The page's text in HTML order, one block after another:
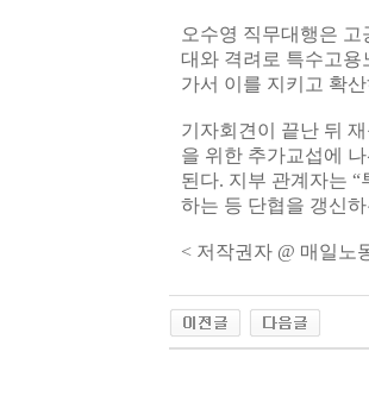
오수영 직무대행은
대와 격려로 특수고용
가서 이를 지키고 확
기자회견이 끝난 뒤
을 위한 추가교섭에
된다. 지부 관계자는
하는 등 단협을 갱신
< 저작권자 @ 매일노